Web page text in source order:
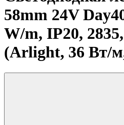
58mm 24V
W/m, IP20,
(Arlight, 36 Вт/